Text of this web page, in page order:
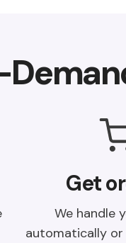
Get
We handle
automatically or